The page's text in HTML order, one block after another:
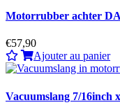
Motorrubber achter
€57,90
Ajouter au panier
Vacuumslang 7/16inch